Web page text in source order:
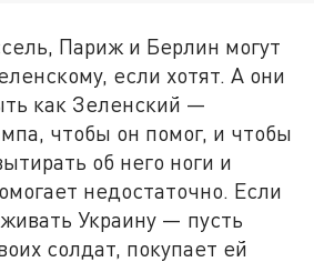
Париж и Берлин могут
если хотят. А они
как Зеленский —
чтобы он помог, и чтобы
об него ноги и
недостаточно. Если
Украину — пусть
солдат, покупает ей